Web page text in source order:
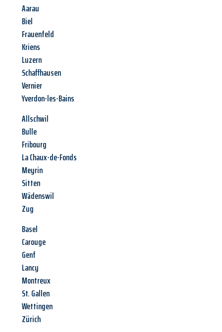
Aarau
Biel
Frauenfeld
Kriens
Luzern
Schaffhausen
Vernier
Yverdon-les-Bains
Allschwil
Bulle
Fribourg
La Chaux-de-Fonds
Meyrin
Sitten
Wädenswil
Zug
Basel
Carouge
Genf
Lancy
Montreux
St. Gallen
Wettingen
Zürich